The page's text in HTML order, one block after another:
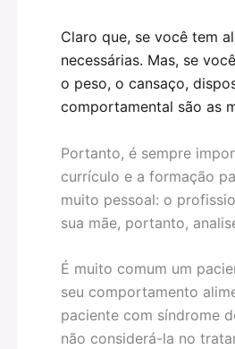
Claro que, se você tem
necessárias. Mas, se
o peso, o cansaço,
comportamental são as
Portanto, é sempre
currículo e a formação
muito pessoal: o
sua mãe, portanto,
É muito comum um
seu comportamento
paciente com síndrome
não considerá-la no